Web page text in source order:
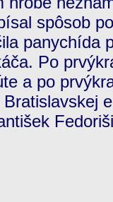
spôsob
panychída
Po
a po